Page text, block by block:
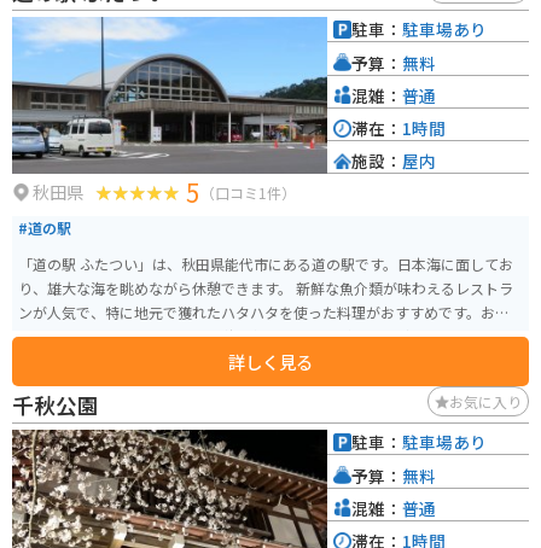
拠点としても最適な場所です。近くに、秋田県立博物館やセリオンタワーな
どの観光スポットがあります。
秋田県 5 （口コミ1件）
#道の駅
「道の駅 ふたつい」は、秋田県能代市にある道の駅です。日本海に面してお
り、雄大な海を眺めながら休憩できます。 新鮮な魚介類が味わえるレストラ
ンが人気で、特に地元で獲れたハタハタを使った料理がおすすめです。お土
産には、ハタハタの加工品や、秋田名物のいぶりがっこなども販売していま
どり着きます。道の駅には広い駐車場が完備されているので安心です。 ま
た、道の駅から徒歩圏内には、海水浴場やキャンプ場もあり、夏には多くの
観光客で賑わいます。周辺には、風力発電の風車が立ち並ぶ風景が広がって
おり、自然を感じながらツーリングを楽しむことができます。
詳しく見る
駐車： 駐車場あり
予算： 無料
混雑： 普通
滞在： 1時間
施設： 屋内
千秋公園 お気に入り
駐車： 駐車場あり
予算： 無料
混雑： 普通
滞在： 1時間